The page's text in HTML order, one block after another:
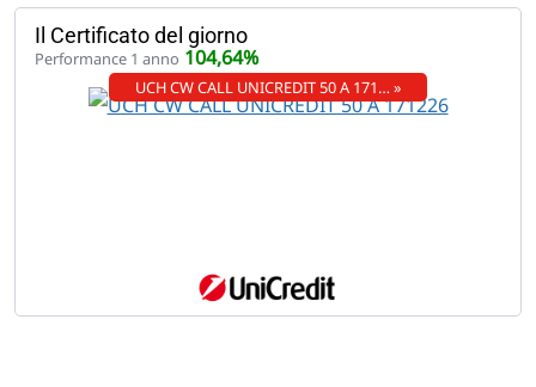
Il Certificato del giorno
Performance 1 anno 104,64%
UCH CW CALL UNICREDIT 50 A 171… »